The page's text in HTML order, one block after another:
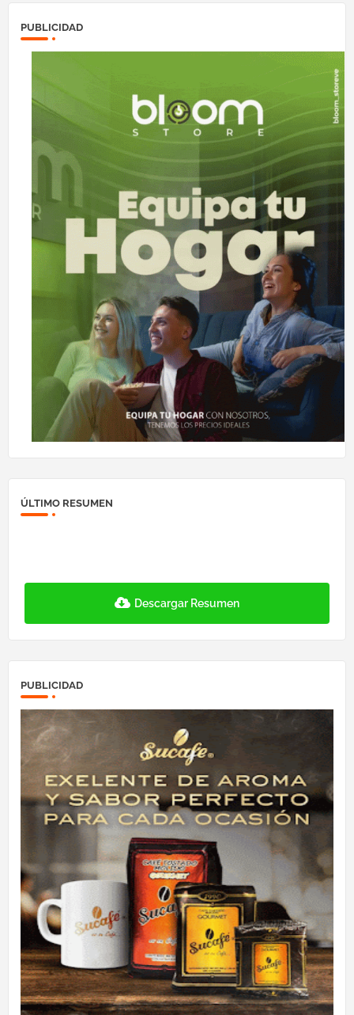
PUBLICIDAD
ÚLTIMO RESUMEN
Descargar Resumen
PUBLICIDAD